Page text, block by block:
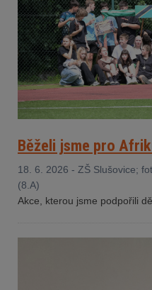
Běželi jsme pro
18. 6. 2026 - ZŠ Slušovice;
(8.A)
Akce, kterou jsme podpořili